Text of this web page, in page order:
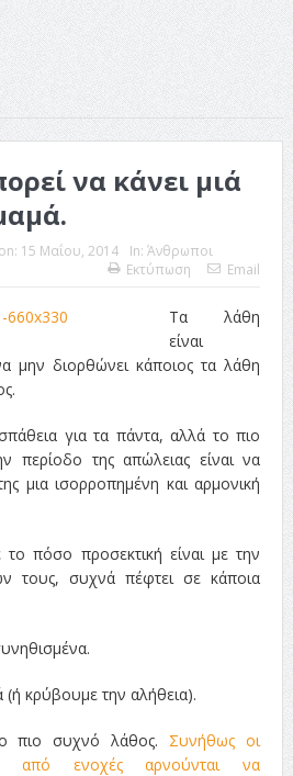
να κάνει μιά
on: 15 Μαΐου, 2014 In: Άνθρωποι
Εκτύπωση Email
Τα λάθη
είναι
μην διορθώνει κάποιος τα λάθη
για τα πάντα, αλλά το πιο
περίοδο της απώλειας είναι να
μια ισορροπημένη και αρμονική
πόσο προσεκτική είναι με την
τους, συχνά πέφτει σε κάποια
(ή κρύβουμε την αλήθεια).
πιο συχνό λάθος. Συνήθως οι
από ενοχές αρνούνται να